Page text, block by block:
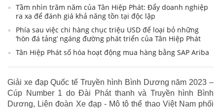
Tầm nhìn trăm năm của Tân Hiệp Phát: Đẩy doanh nghiệp
ra xa để đánh giá khả năng tồn tại độc lập
Phía sau việc chi hàng chục triệu USD để loại bỏ những
‘hòn đá tảng’ ngáng đường phát triển của Tân Hiệp Phát
Tân Hiệp Phát số hóa hoạt động mua hàng bằng SAP Ariba
Giải xe đạp Quốc tế Truyền hình Bình Dương năm 2023 –
Cúp Number 1 do Đài Phát thanh và Truyền hình Bình
Dương, Liên đoàn Xe đạp - Mô tô thể thao Việt Nam phối